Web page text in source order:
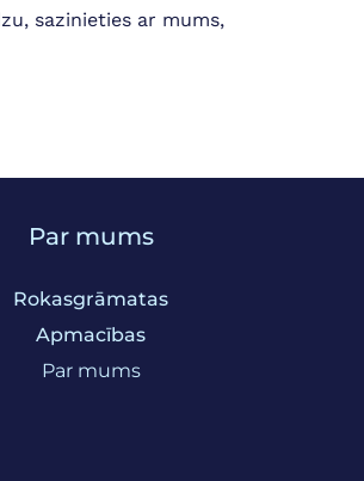
sazinieties ar mums,
Par mums
Rokasgrāmatas
Apmacības
Par mums